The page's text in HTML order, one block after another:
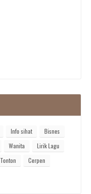
Info sihat
Bisnes
Wanita
Lirik Lagu
Tonton
Cerpen